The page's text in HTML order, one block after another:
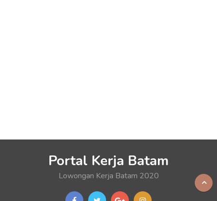
Portal Kerja Batam
Lowongan Kerja Batam 2020